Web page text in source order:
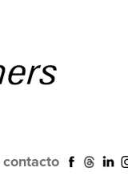
contacto